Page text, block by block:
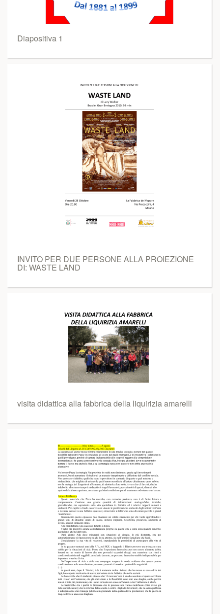
Diapositiva 1
INVITO PER DUE PERSONE ALLA PROIEZIONE
DI: WASTE LAND
visita didattica alla fabbrica della liquirizia amarelli